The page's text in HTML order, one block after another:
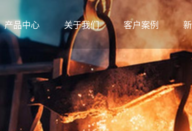
产品中心 关于我们 客户案例